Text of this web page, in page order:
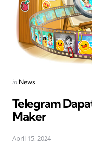
Posted
in News
Telegram
Maker
April 15, 2024